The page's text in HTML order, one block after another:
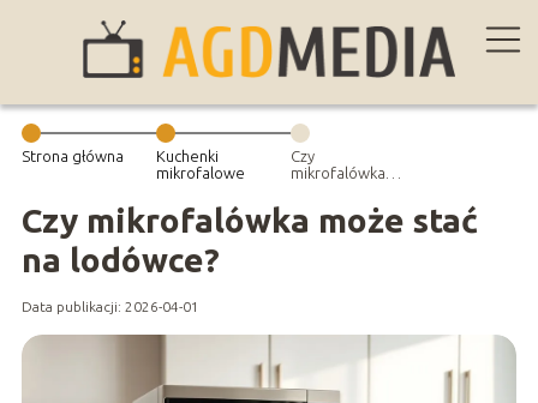
Strona główna
Kuchenki
mikrofalowe
Czy
mikrofalówka
Czy mikrofalówka może stać
na lodówce?
Data publikacji: 2026-04-01